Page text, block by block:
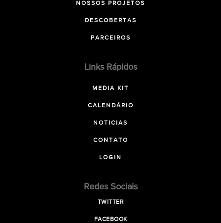
NOSSOS PROJETOS
DESCOBERTAS
PARCEIROS
Links Rápidos
MEDIA KIT
CALENDÁRIO
NOTICIAS
CONTATO
LOGIN
Redes Sociais
TWITTER
FACEBOOK